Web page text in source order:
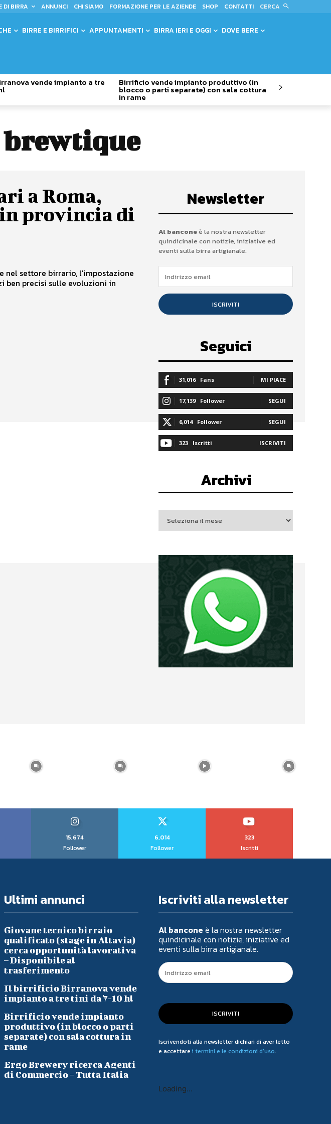
DI BIRRA ANNUNCI CHI SIAMO FORMAZIONE PER LE AZIENDE SHOP CONTATTI CERCA
BIRRE E BIRRIFICI APPUNTAMENTI BIRRA IERI E OGGI DOVE BERE
vende impianto a tre Birrificio vende impianto produttivo (in
blocco o parti separate) con sala cottura
in rame
brewtique
a Roma,
provincia di
nel settore birrario, l'impostazione
ben precisi sulle evoluzioni in
Newsletter
Al banconeè la nostra newsletter
quindicinale con notizie, iniziative ed
eventi sulla birra artigianale.
ISCRIVITI
Seguici
31,016 Fans MI PIACE
17,139 Follower SEGUI
6,014 Follower SEGUI
323 Iscritti ISCRIVITI
Archivi
15,674
Follower
6,014
Follower
323
Iscritti
Ultimi annunci
Giovane tecnico birraio
qualificato (stage in Altavia)
cerca opportunità lavorativa
– Disponibile al
trasferimento
Il birrificio Birranova vende
impianto a tre tini da 7-10 hl
Birrificio vende impianto
produttivo (in blocco o parti
separate) con sala cottura in
rame
Ergo Brewery ricerca Agenti
di Commercio – Tutta Italia
Iscriviti alla newsletter
Al bancone è la nostra newsletter
quindicinale con notizie, iniziative ed
eventi sulla birra artigianale.
ISCRIVITI
Iscrivendoti alla newsletter dichiari di aver letto
e accettare i termini e le condizioni d'uso.
Loading...